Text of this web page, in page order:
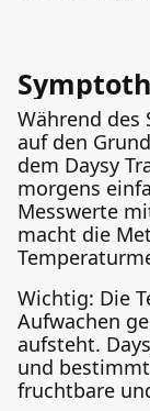
Während des
auf den
dem Daysy
morgens
Messwerte
macht die
Wichtig: Die
Aufwachen
aufsteht.
und
fruchtbare